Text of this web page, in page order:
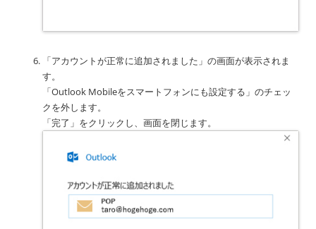
「アカウントが正常に追加されました」の画面が表示されま
す。
「Outlook Mobileをスマートフォンにも設定する」のチェッ
クを外します。
「完了」をクリックし、画面を閉じます。